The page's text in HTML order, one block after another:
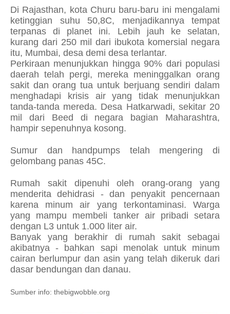
Di Rajasthan, kota Churu baru-baru ini mengalami
ketinggian suhu 50,8C, menjadikannya tempat
terpanas di planet ini. Lebih jauh ke selatan,
kurang dari 250 mil dari ibukota komersial negara
itu, Mumbai, desa demi desa terlantar.
Perkiraan menunjukkan hingga 90% dari populasi
daerah telah pergi, mereka meninggalkan orang
sakit dan orang tua untuk berjuang sendiri dalam
menghadapi krisis air yang tidak menunjukkan
tanda-tanda mereda. Desa Hatkarwadi, sekitar 20
mil dari Beed di negara bagian Maharashtra,
hampir sepenuhnya kosong.
Sumur dan handpumps telah mengering di
gelombang panas 45C.
Rumah sakit dipenuhi oleh orang-orang yang
menderita dehidrasi - dan penyakit pencernaan
karena minum air yang terkontaminasi. Warga
yang mampu membeli tanker air pribadi setara
dengan L3 untuk 1.000 liter air.
Banyak yang berakhir di rumah sakit sebagai
akibatnya - bahkan sapi menolak untuk minum
cairan berlumpur dan asin yang telah dikeruk dari
dasar bendungan dan danau.
Sumber info: thebigwobble.org